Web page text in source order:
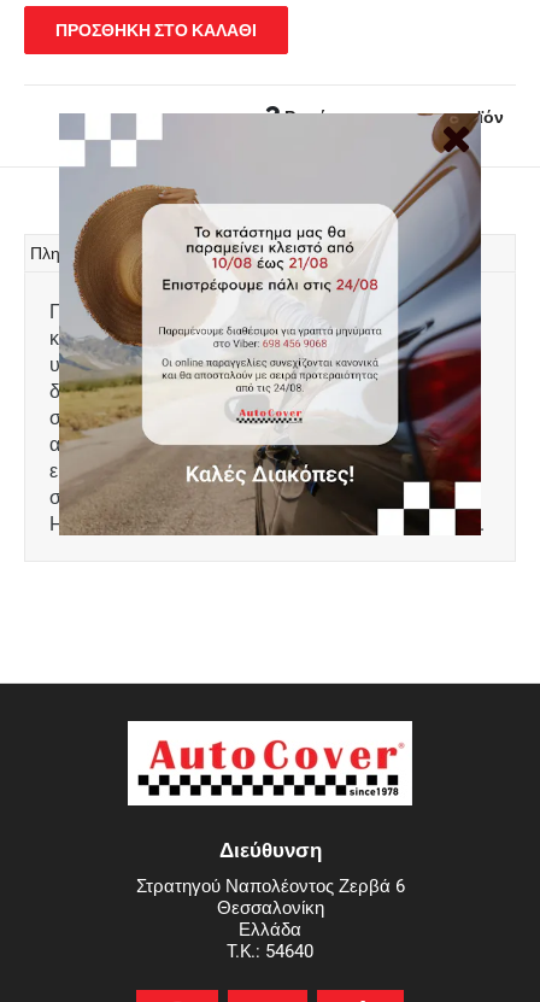
ΠΡΟΣΘΗΚΗ ΣΤΟ ΚΑΛΑΘΙ
Ρωτήστε μας για το προϊόν
Πληροφορίες
Πατάκι πορτ μπαγκάζ, τύπου σκαφάκι,
κατασκευασμένο από ελαφρύ, άοσμο πλαστικό
υψηλής αντοχής, 100% αδιάβροχο. Το χείλος που
διαθέτει 4-6 cm προστατεύει τον χώρο αποσκευών
συγκρατώντας λάδια, λάσπες, χώματα, νερά,
ακαθαρσίες κτλ και τον διατηρεί καθαρό. Πολύ
εύκολη τοποθέτηση. Πλένεται με νερό. Ειδικά
σχεδιασμένο για: Toyota Corolla XII Hybrid
Hatchback 5D μοντ. 2018+ έκδοση με κινητήρα 2.0.
Διεύθυνση
Στρατηγού Ναπολέοντος Ζερβά 6
Θεσσαλονίκη
Ελλάδα
T.K.: 54640